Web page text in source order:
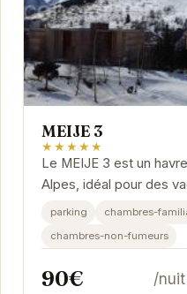
MEIJE 3
★★★★★
Le MEIJE 3 est un
Alpes, idéal pour des
Proposant des
parking chambres-
chambres-non-fumeurs
90€ /nuit